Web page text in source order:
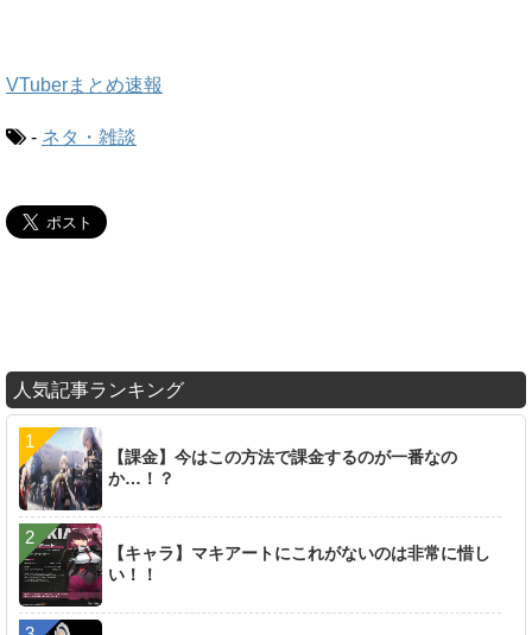
VTuberまとめ速報
- ネタ・雑談
人気記事ランキング
【課金】今はこの方法で課金するのが一番なの
か…！？
【キャラ】マキアートにこれがないのは非常に惜し
い！！